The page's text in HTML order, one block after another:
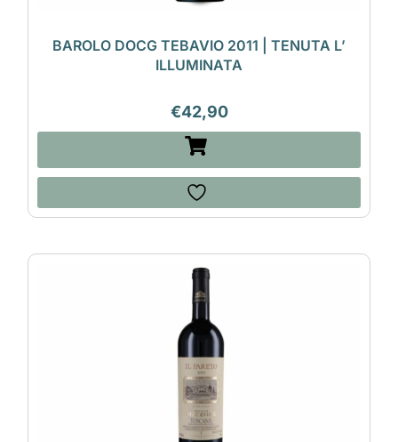
BAROLO DOCG TEBAVIO 2011 | TENUTA L’
ILLUMINATA
€42,90